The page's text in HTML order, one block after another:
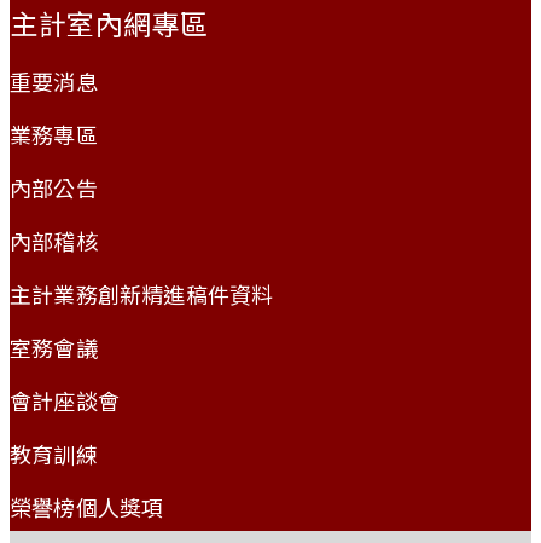
主計室內網專區
重要消息
業務專區
內部公告
內部稽核
主計業務創新精進稿件資料
室務會議
會計座談會
教育訓練
榮譽榜個人獎項